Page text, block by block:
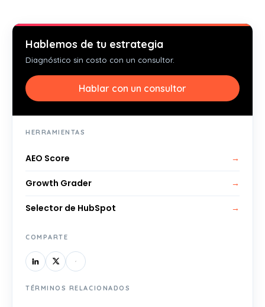
Hablemos de tu estrategia
Diagnóstico sin costo con un consultor.
Hablar con un consultor
HERRAMIENTAS
AEO Score →
Growth Grader →
Selector de HubSpot →
COMPARTE
TÉRMINOS RELACIONADOS